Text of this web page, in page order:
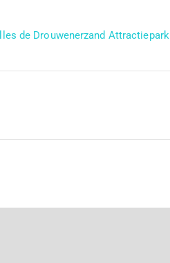
de Drouwenerzand Attractiepark